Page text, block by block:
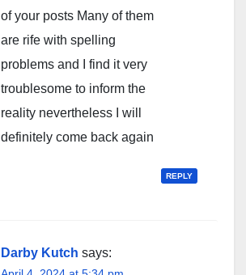
of your posts Many of them
are rife with spelling
problems and I find it very
troublesome to inform the
reality nevertheless I will
definitely come back again
REPLY
Darby Kutch says: